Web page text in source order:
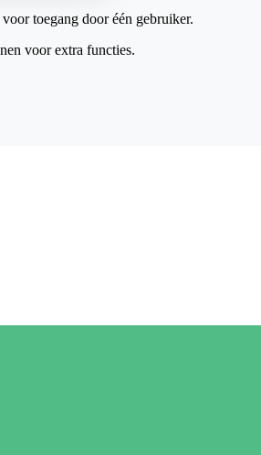
toegang door één gebruiker.
voor extra functies.